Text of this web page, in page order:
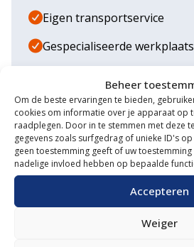
Beheer
Om de beste ervaringen te bieden,
cookies om informatie over je apparaat op
raadplegen. Door in te stemmen met deze
gegevens zoals surfgedrag of unieke ID's
geen toestemming geeft of uw
nadelige invloed hebben op bepaalde
Accepteren
Weiger
Eigen transportservice
Gespecialiseerde werkplaats
Grote voorraad
Grootste in kleine tractoren